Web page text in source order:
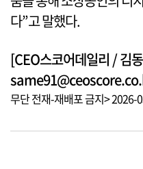
다”고 말했다.
[CEO스코어데일리 / 김
무단 전재-재배포 금지> 2026-